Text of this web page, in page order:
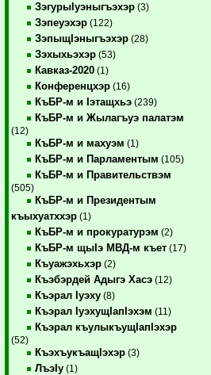
ЗэгурыIуэныгъэхэр (3)
Зэпеуэхэр (122)
ЗэпыщIэныгъэхэр (28)
Зэхыхьэхэр (53)
Кавказ-2020 (1)
Конференцхэр (16)
КъБР-м и Iэтащхьэ (239)
КъБР-м и Жылагъуэ палатэм
(12)
КъБР-м и махуэм (1)
КъБР-м и Парламентым (105)
КъБР-м и Правительствэм
(505)
КъБР-м и Президентым
къыхуатххэр (1)
КъБР-м и прокуратурэм (2)
КъБР-м щыIэ МВД-м къет (17)
Къуажэхьхэр (2)
Къэбэрдей Адыгэ Хасэ (12)
Къэрал Iуэху (8)
Къэрал IуэхущIапIэхэм (11)
Къэрал къулыкъущIапIэхэр
(52)
КъэхъукъащIэхэр (3)
ЛъэIу (1)